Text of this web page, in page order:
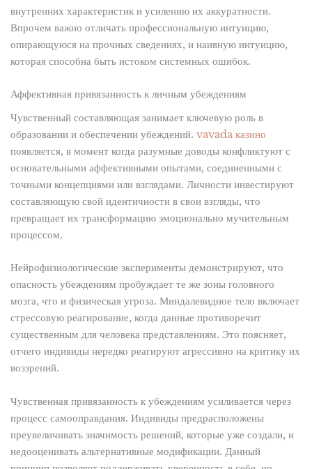
внутренних характеристик и усилению их аккуратности.
Впрочем важно отличать профессиональную интуицию,
опирающуюся на прочных сведениях, и наивную интуицию,
которая способна быть истоком системных ошибок.
Аффективная привязанность к личным убеждениям
Чувственный составляющая занимает ключевую роль в
образовании и обеспечении убеждений. vavada казино
появляется, в момент когда разумные доводы конфликтуют с
основательными аффективными опытами, соединенными с
точными концепциями или взглядами. Личности инвестируют
составляющую свой идентичности в свои взгляды, что
превращает их трансформацию эмоционально мучительным
процессом.
Нейрофизиологические эксперименты демонстрируют, что
опасность убеждениям пробуждает те же зоны головного
мозга, что и физическая угроза. Миндалевидное тело включает
стрессовую реагирование, когда данные противоречит
существенным для человека представлениям. Это поясняет,
отчего индивиды нередко реагируют агрессивно на критику их
воззрений.
Чувственная привязанность к убеждениям усиливается через
процесс самооправдания. Индивиды предрасположены
преувеличивать значимость решений, которые уже создали, и
недооценивать альтернативные модификации. Данный